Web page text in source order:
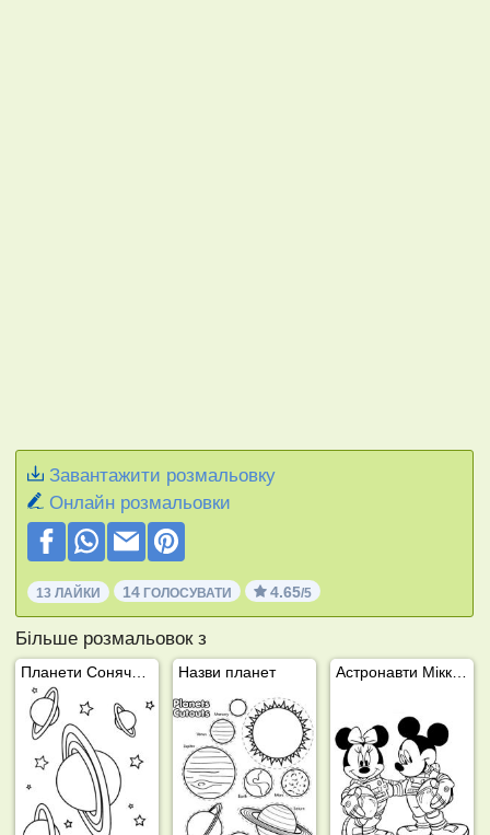
Завантажити розмальовку
Онлайн розмальовки
13 ЛАЙКИ 14 ГОЛОСУВАТИ 4.65/5
Більше розмальовок з
Назви планет